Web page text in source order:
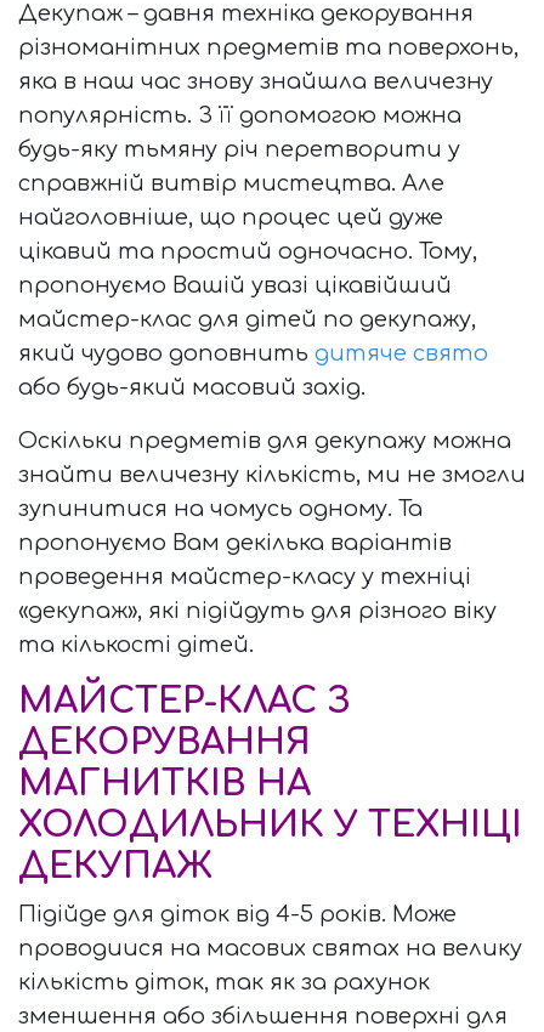
Декупаж – давня техніка декорування
різноманітних предметів та поверхонь,
яка в наш час знову знайшла величезну
популярність. З її допомогою можна
будь-яку тьмяну річ перетворити у
справжній витвір мистецтва. Але
найголовніше, що процес цей дуже
цікавий та простий одночасно. Тому,
пропонуємо Вашій увазі цікавійший
майстер-клас для дітей по декупажу,
який чудово доповнить дитяче свято
або будь-який масовий захід.
Оскільки предметів для декупажу можна
знайти величезну кількість, ми не змогли
зупинитися на чомусь одному. Та
пропонуємо Вам декілька варіантів
проведення майстер-класу у техніці
«декупаж», які підійдуть для різного віку
та кількості дітей.
МАЙСТЕР-КЛАС З
ДЕКОРУВАННЯ
МАГНИТКІВ НА
ХОЛОДИЛЬНИК У ТЕХНІЦІ
ДЕКУПАЖ
Підійде для діток від 4-5 років. Може
проводиися на масових святах на велику
кількість діток, так як за рахунок
зменшення або збільшення поверхні для